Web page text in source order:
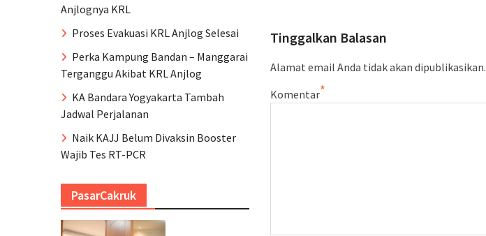
Tinggalkan Balasan
Alamat email Anda tidak akan dipublikasikan.
Komentar*
Anjlognya KRL
Proses Evakuasi KRL Anjlog Selesai
Perka Kampung Bandan – Manggarai
Terganggu Akibat KRL Anjlog
KA Bandara Yogyakarta Tambah
Jadwal Perjalanan
Naik KAJJ Belum Divaksin Booster
Wajib Tes RT-PCR
PasarCakruk